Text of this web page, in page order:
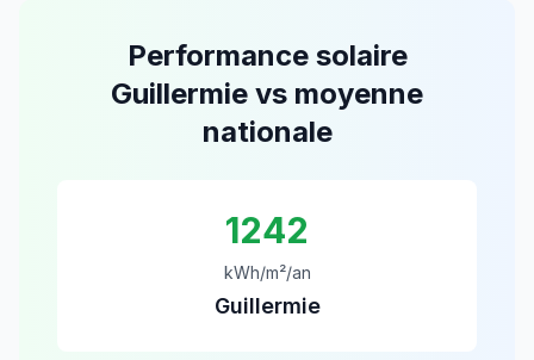
Performance solaire
Guillermie vs moyenne
nationale
1242
kWh/m²/an
Guillermie